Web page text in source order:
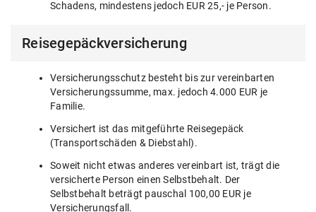
Schadens, mindestens jedoch EUR 25,- je Person.
Reisegepäckversicherung
Versicherungsschutz besteht bis zur vereinbarten
Versicherungssumme, max. jedoch 4.000 EUR je
Familie.
Versichert ist das mitgeführte Reisegepäck
(Transportschäden & Diebstahl).
Soweit nicht etwas anderes vereinbart ist, trägt die
versicherte Person einen Selbstbehalt. Der
Selbstbehalt beträgt pauschal 100,00 EUR je
Versicherungsfall.